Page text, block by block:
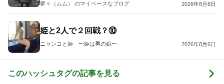
夢々（ムム） のマイペースなブログ 2026年8月6日
姫と2人で２回戦？⑩
ニャンコと姫 〜姫は男の娘〜 2026年8月6日
このハッシュタグの記事を見る